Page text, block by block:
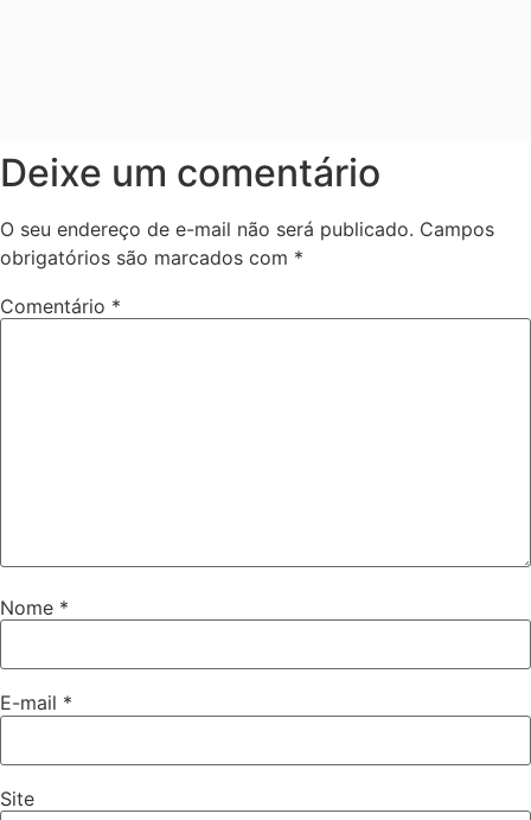
Deixe um comentário
O seu endereço de e-mail não será publicado. Campos
obrigatórios são marcados com *
Comentário *
Nome *
E-mail *
Site